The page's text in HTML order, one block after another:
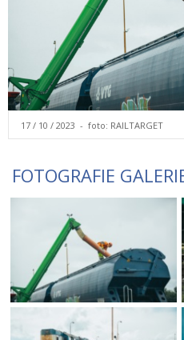
17 / 10 / 2023 - foto: RAILTARGET
FOTOGRAFIE